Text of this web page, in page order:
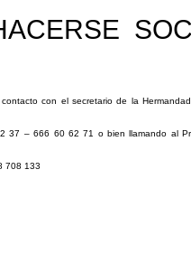
con el secretario de la
37 – 666 60 62 71 o bien llamando al
708 133